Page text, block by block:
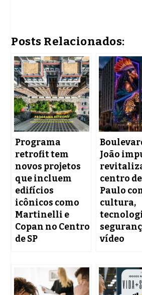
Posts Relacionados:
Programa
retrofit tem
novos projetos
que incluem
edifícios
icônicos como
Martinelli e
Copan no Centro
de SP
João
centro de
Paulo
cultura,
vídeo